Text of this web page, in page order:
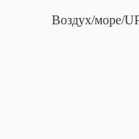
Воздух/море/